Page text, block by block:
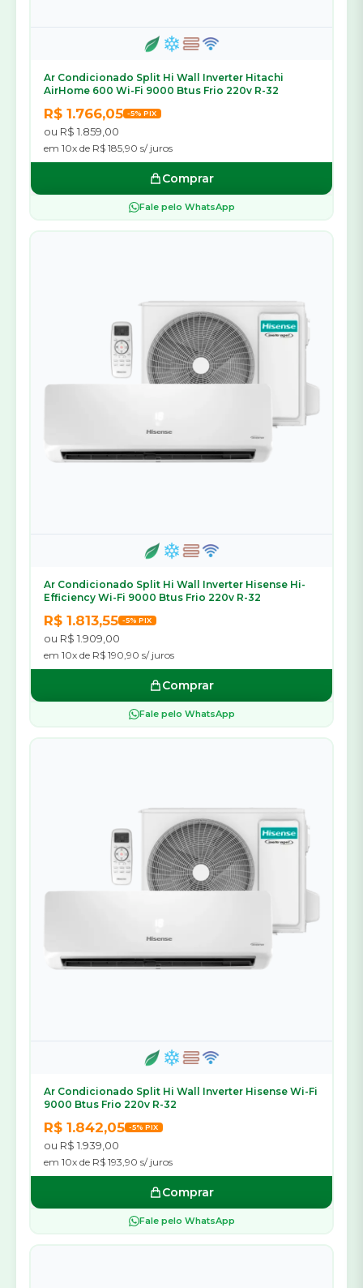
Ar Condicionado Split Hi Wall Inverter Hitachi
AirHome 600 Wi-Fi 9000 Btus Frio 220v R-32
R$ 1.766,05 -5% PIX
ou R$ 1.859,00
em 10x de R$ 185,90 s/ juros
Comprar
Fale pelo WhatsApp
Ar Condicionado Split Hi Wall Inverter Hisense Hi-
Efficiency Wi-Fi 9000 Btus Frio 220v R-32
R$ 1.813,55 -5% PIX
ou R$ 1.909,00
em 10x de R$ 190,90 s/ juros
Comprar
Fale pelo WhatsApp
Ar Condicionado Split Hi Wall Inverter Hisense Wi-Fi
9000 Btus Frio 220v R-32
R$ 1.842,05 -5% PIX
ou R$ 1.939,00
em 10x de R$ 193,90 s/ juros
Comprar
Fale pelo WhatsApp